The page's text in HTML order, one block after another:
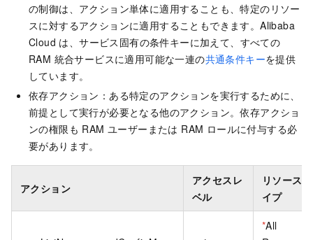
の制御は、アクション単体に適用することも、特定のリソー
スに対するアクションに適用することもできます。Alibaba
Cloud は、サービス固有の条件キーに加えて、すべての
RAM 統合サービスに適用可能な一連の共通条件キーを提供
しています。
依存アクション：ある特定のアクションを実行するために、
前提として実行が必要となる他のアクション。依存アクショ
ンの権限も RAM ユーザーまたは RAM ロールに付与する必
要があります。
アクション
アクセスレ
ベル
リソースタ
イプ
*All